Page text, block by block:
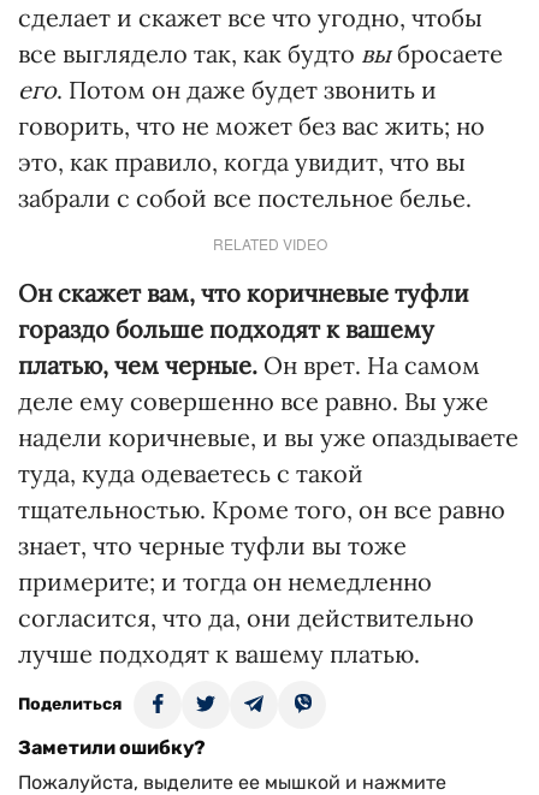
сделает и скажет все что угодно, чтобы
все выглядело так, как будто выбросаете
его. Потом он даже будет звонить и
говорить, что не может без вас жить; но
это, как правило, когда увидит, что вы
забрали с собой все постельное белье.
RELATED VIDEO
Он скажет вам, что коричневые туфли
гораздо больше подходят к вашему
платью, чем черные. Он врет. На самом
деле ему совершенно все равно. Вы уже
надели коричневые, и вы уже опаздываете
туда, куда одеваетесь с такой
тщательностью. Кроме того, он все равно
знает, что черные туфли вы тоже
примерите; и тогда он немедленно
согласится, что да, они действительно
лучше подходят к вашему платью.
Поделиться
Заметили ошибку?
Пожалуйста, выделите ее мышкой и нажмите